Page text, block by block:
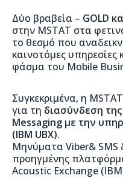
Δύο βραβεία – GOLD
στην MSTAT στα
το θεσμό που
καινοτόμες υπηρεσίες
φάσμα του Mobile
Συγκεκριμένα, η
για τη διασύνδεση
Μessaging με την
(IBM UBX).
Μηνύματα Viber& SMS
προηγμένης
Acoustic Exchange (IBM